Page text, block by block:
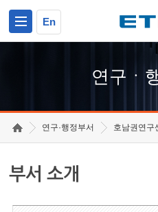
En
연구ㆍ
연구·행정부서 호남권연구
부서 소개